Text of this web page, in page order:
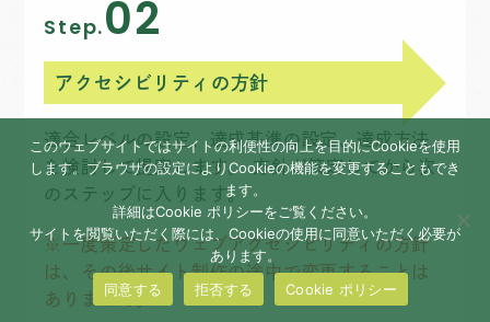
Step. 02
アクセシビリティの方針
適合レベルの設定、達成基準の設定、達成方法
を検討して提案します。 方針が策定してから次
のステップに入ります。
※一度策定したウェブアクセシビリティの方針
は、その後サイト制作の途中で変更することは
ありません。
このウェブサイトではサイトの利便性の向上を目的にCookieを使用
します。ブラウザの設定によりCookieの機能を変更することもでき
ます。
詳細はCookie ポリシーをご覧ください。
サイトを閲覧いただく際には、Cookieの使用に同意いただく必要が
あります。
同意する
拒否する Cookie ポリシー